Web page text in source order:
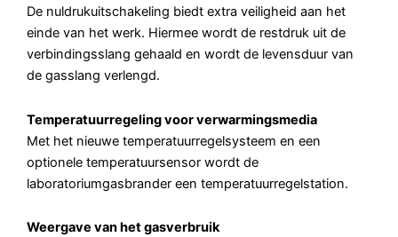
De nuldrukuitschakeling biedt extra veiligheid aan het
einde van het werk. Hiermee wordt de restdruk uit de
verbindingsslang gehaald en wordt de levensduur van
de gasslang verlengd.
Temperatuurregeling voor verwarmingsmedia
Met het nieuwe temperatuurregelsysteem en een
optionele temperatuursensor wordt de
laboratoriumgasbrander een temperatuurregelstation.
Weergave van het gasverbruik